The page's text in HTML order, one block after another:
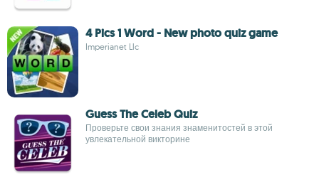
4 Pics 1 Word - New photo quiz game
Imperianet Llc
Guess The Celeb Quiz
Проверьте свои знания знаменитостей в этой
увлекательной викторине